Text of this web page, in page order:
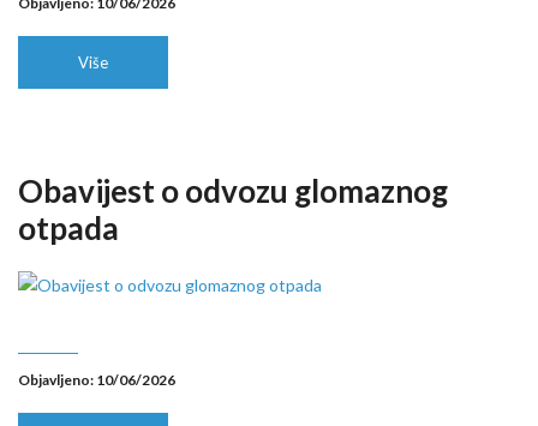
Više
Obavijest o odvozu glomaznog
otpada
Objavljeno: 10/06/2026